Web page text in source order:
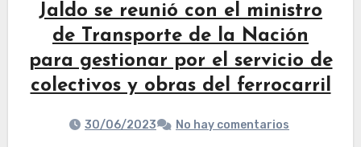
Jaldo se reunió con el ministro
de Transporte de la Nación
para gestionar por el servicio de
colectivos y obras del ferrocarril
30/06/2023 No hay comentarios